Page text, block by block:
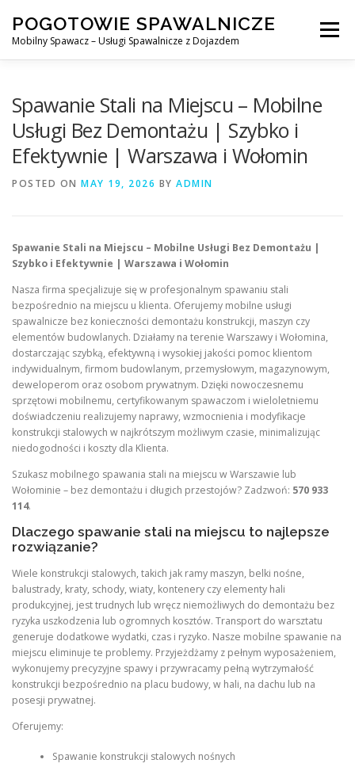
content
POGOTOWIE SPAWALNICZE
Mobilny Spawacz – Usługi Spawalnicze z Dojazdem
Menu
SPAWANIE MIG/MAG (GMAW) NASZE USŁUGI
Spawanie Stali na Miejscu – Mobilne
Usługi Bez Demontażu | Szybko i
Efektywnie | Warszawa i Wołomin
POSTED ON MAY 19, 2026 BY ADMIN
Spawanie Stali na Miejscu – Mobilne Usługi Bez Demontażu |
Szybko i Efektywnie | Warszawa i Wołomin
Nasza firma specjalizuje się w profesjonalnym spawaniu stali
bezpośrednio na miejscu u klienta. Oferujemy mobilne usługi
spawalnicze bez konieczności demontażu konstrukcji, maszyn czy
elementów budowlanych. Działamy na terenie Warszawy i Wołomina,
dostarczając szybką, efektywną i wysokiej jakości pomoc klientom
indywidualnym, firmom budowlanym, przemysłowym, magazynowym,
deweloperom oraz osobom prywatnym. Dzięki nowoczesnemu
sprzętowi mobilnemu, certyfikowanym spawaczom i wieloletniemu
doświadczeniu realizujemy naprawy, wzmocnienia i modyfikacje
konstrukcji stalowych w najkrótszym możliwym czasie, minimalizując
niedogodności i koszty dla Klienta.
Szukasz mobilnego spawania stali na miejscu w Warszawie lub
Wołominie – bez demontażu i długich przestojów? Zadzwoń: 570 933
114.
Dlaczego spawanie stali na miejscu to najlepsze
rozwiązanie?
Wiele konstrukcji stalowych, takich jak ramy maszyn, belki nośne,
balustrady, kraty, schody, wiaty, kontenery czy elementy hali
produkcyjnej, jest trudnych lub wręcz niemożliwych do demontażu bez
ryzyka uszkodzenia lub ogromnych kosztów. Transport do warsztatu
generuje dodatkowe wydatki, czas i ryzyko. Nasze mobilne spawanie na
miejscu eliminuje te problemy. Przyjeżdżamy z pełnym wyposażeniem,
wykonujemy precyzyjne spawy i przywracamy pełną wytrzymałość
konstrukcji bezpośrednio na placu budowy, w hali, na dachu lub na
posesji prywatnej.
Oferujemy:
Spawanie konstrukcji stalowych nośnych